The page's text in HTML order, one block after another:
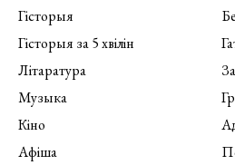
Гісторыя
Гісторыя за 5 хвілін
Літаратура
Музыка
Кіно
Афіша